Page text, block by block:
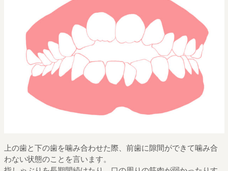
上の歯と下の歯を噛み合わせた際、前歯に隙間ができて噛み合
わない状態のことを言います。